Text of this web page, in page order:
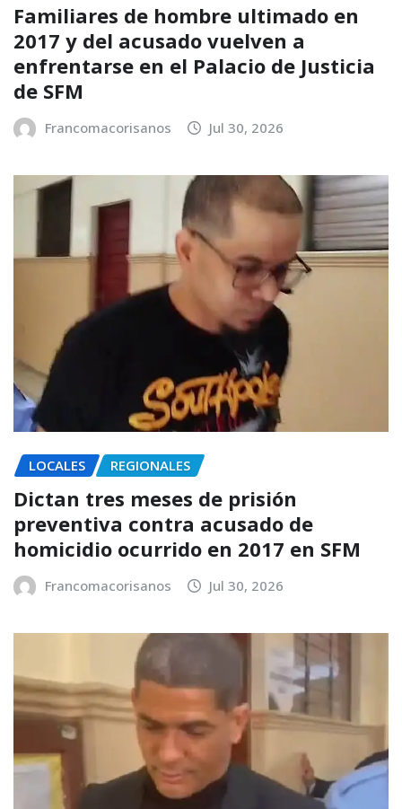
Familiares de hombre ultimado en
2017 y del acusado vuelven a
enfrentarse en el Palacio de Justicia
de SFM
Francomacorisanos Jul 30, 2026
LOCALES REGIONALES
Dictan tres meses de prisión
preventiva contra acusado de
homicidio ocurrido en 2017 en SFM
Francomacorisanos Jul 30, 2026